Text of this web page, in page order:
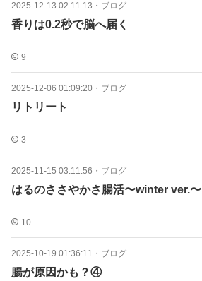
2025-12-13 02:11:13 ・ ブログ
香りは0.2秒で脳へ届く
9
2025-12-06 01:09:20 ・ ブログ
リトリート
3
2025-11-15 03:11:56 ・ ブログ
はるのささやかさ腸活〜winter ver.〜
10
2025-10-19 01:36:11 ・ ブログ
腸が原因かも？④